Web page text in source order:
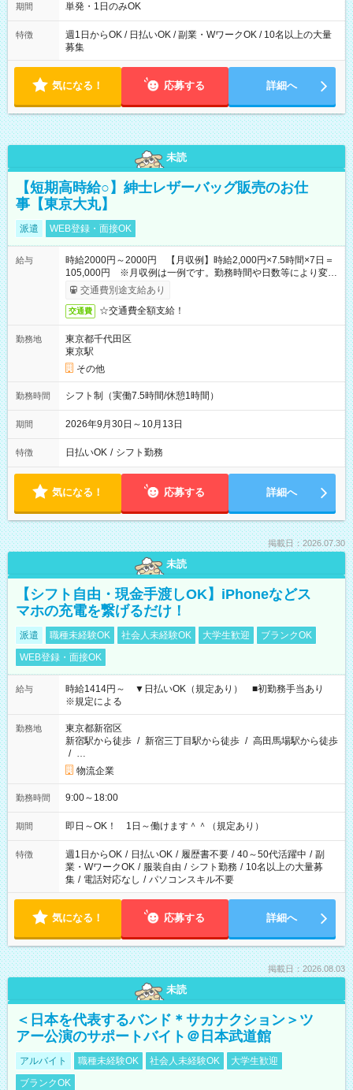
期間 単発・1日のみOK
特徴
週1日からOK / 日払いOK / 副業・WワークOK / 10名以上の大量
募集
気になる！ 応募する 詳細へ
未読
【短期高時給○】紳士レザーバッグ販売のお仕
事【東京大丸】
派遣 WEB登録・面接OK
給与
時給2000円～2000円 【月収例】時給2,000円×7.5時間×7日＝
105,000円 ※月収例は一例です。勤務時間や日数等により変動
いたします。
交通費別途支給あり
交通費 ☆交通費全額支給！
勤務地
東京都千代田区
東京駅
その他
勤務時間 シフト制（実働7.5時間/休憩1時間）
期間 2026年9月30日～10月13日
特徴 日払いOK / シフト勤務
気になる！ 応募する 詳細へ
掲載日：2026.07.30
未読
【シフト自由・現金手渡しOK】iPhoneなどス
マホの充電を繋げるだけ！
派遣 職種未経験OK 社会人未経験OK 大学生歓迎
ブランクOK
WEB登録・面接OK
給与
時給1414円～ ▼日払いOK（規定あり） ■初勤務手当あり
※規定による
勤務地
東京都新宿区
新宿駅から徒歩 / 新宿三丁目駅から徒歩 / 高田馬場駅から徒歩
/ …
物流企業
勤務時間 9:00～18:00
期間 即日～OK！ 1日～働けます＾＾（規定あり）
特徴 週1日からOK / 日払いOK / 履歴書不要 / 40～50代活躍中 / 副
業・WワークOK / 服装自由 / シフト勤務 / 10名以上の大量募
集 / 電話対応なし / パソコンスキル不要
気になる！ 応募する 詳細へ
掲載日：2026.08.03
未読
＜日本を代表するバンド＊サカナクション＞ツ
アー公演のサポートバイト＠日本武道館
アルバイト 職種未経験OK 社会人未経験OK
大学生歓迎
ブランクOK